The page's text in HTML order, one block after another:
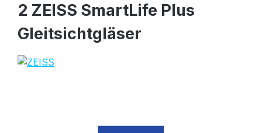
2 ZEISS SmartLife Plus
Gleitsichtgläser